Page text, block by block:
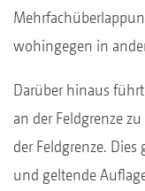
wohingegen in
Darüber hinaus
an der Feldgrenze
der Feldgrenze.
und geltende